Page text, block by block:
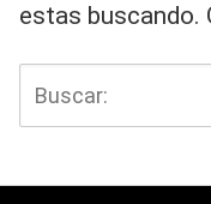
estas buscando.